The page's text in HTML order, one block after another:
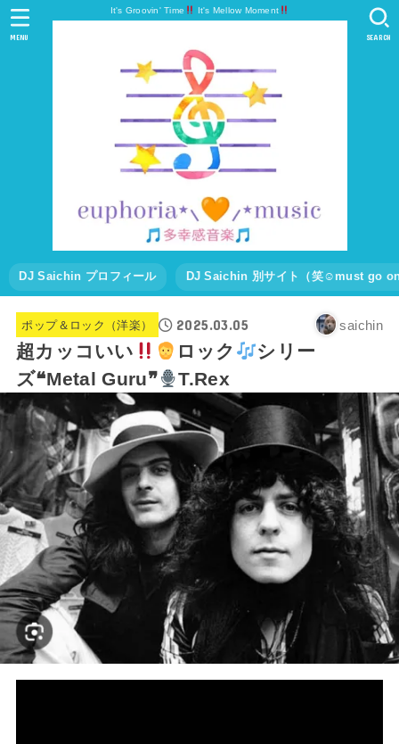
It's Groovin' Time It's Mellow Moment
DJ Saichin プロフィール DJ Saichin 別サイト（笑☺must go
SEARCH
MENU
ポップ＆ロック（洋楽） 2025.03.05 saichin
超カッコいい ロック
シリー
ズ❝Metal Guru❞
T.Rex